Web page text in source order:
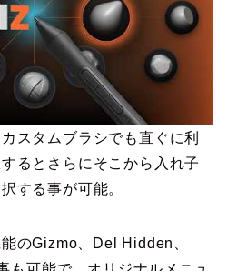
スタムブラシでも直ぐに利
るとさらにそこから入れ子
する事が可能。
のGizmo、Del Hidden、